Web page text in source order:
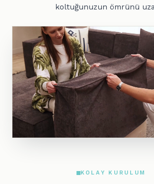
koltuğunuzun ömrünü
KOLAY KURULUM